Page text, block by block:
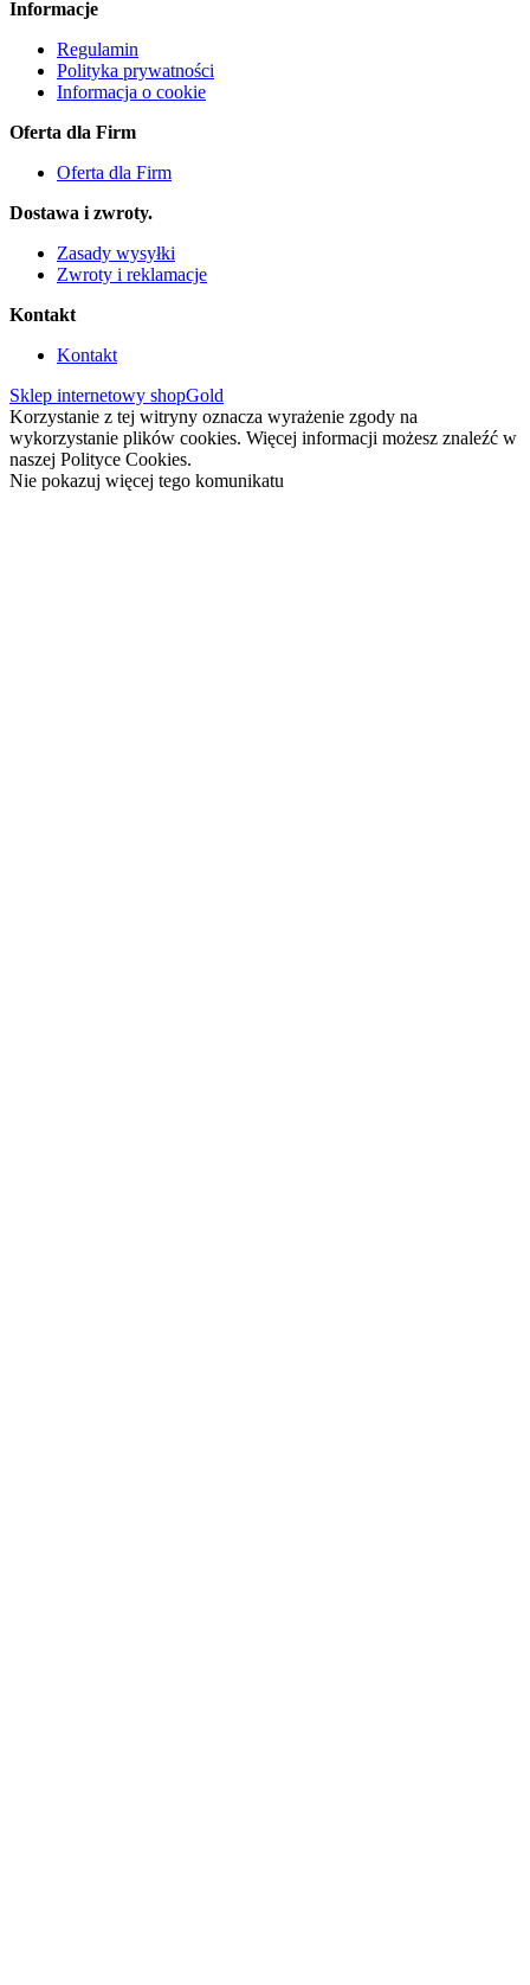
Informacje
Regulamin
Polityka prywatności
Informacja o cookie
Oferta dla Firm
Oferta dla Firm
Dostawa i zwroty.
Zasady wysyłki
Zwroty i reklamacje
Kontakt
Kontakt
Sklep internetowy shopGold
Korzystanie z tej witryny oznacza wyrażenie zgody na
wykorzystanie plików cookies. Więcej informacji możesz znaleźć w
naszej Polityce Cookies.
Nie pokazuj więcej tego komunikatu